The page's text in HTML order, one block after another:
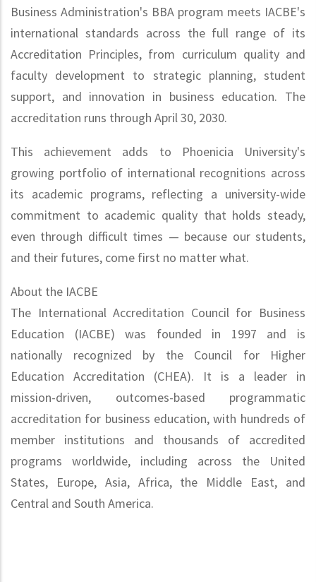
Business Administration's BBA program meets IACBE's
international standards across the full range of its
Accreditation Principles, from curriculum quality and
faculty development to strategic planning, student
support, and innovation in business education. The
accreditation runs through April 30, 2030.
This achievement adds to Phoenicia University's
growing portfolio of international recognitions across
its academic programs, reflecting a university-wide
commitment to academic quality that holds steady,
even through difficult times — because our students,
and their futures, come first no matter what.
About the IACBE
The International Accreditation Council for Business
Education (IACBE) was founded in 1997 and is
nationally recognized by the Council for Higher
Education Accreditation (CHEA). It is a leader in
mission-driven, outcomes-based programmatic
accreditation for business education, with hundreds of
member institutions and thousands of accredited
programs worldwide, including across the United
States, Europe, Asia, Africa, the Middle East, and
Central and South America.